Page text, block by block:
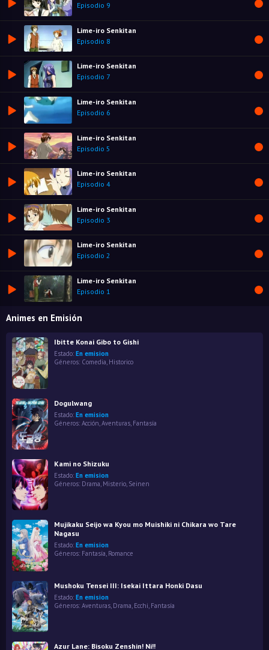
Episodio 9
Lime-iro Senkitan
Episodio 8
Lime-iro Senkitan
Episodio 7
Lime-iro Senkitan
Episodio 6
Lime-iro Senkitan
Episodio 5
Lime-iro Senkitan
Episodio 4
Lime-iro Senkitan
Episodio 3
Lime-iro Senkitan
Episodio 2
Lime-iro Senkitan
Episodio 1
Animes en Emisión
Ibitte Konai Gibo to Gishi
Estado: En emision
Géneros: Comedia, Historico
Dogulwang
Estado: En emision
Géneros: Acción Aventuras Fantasía
Kami no Shizuku
Estado: En emision
Géneros: Drama, Misterio, Seinen
Mujikaku Seijo wa Kyou mo Muishiki ni Chikara wo Tare
Nagasu
Estado: En emision
Géneros: Fantasía, Romance
Mushoku Tensei III: Isekai Ittara Honki Dasu
Estado: En emision
Géneros: Aventuras Drama Ecchi Fantasía
Azur Lane: Bisoku Zenshin! Ni!!